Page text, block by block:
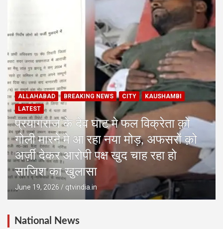
ALLAHABAD BREAKING NEWS CITY
KAUSHAMBI
LATEST
प्रयागराज के देव घाट मे फल विक्रेता क़ो
गोली मारने मे आ रहा नया मोड़, अफसरों क़ो
अर्ज़ी देकर आरोपी पक्ष खुद चाह रहा हो
साजिश का खुलासा
June 19, 2026 qtvindia.in
National News